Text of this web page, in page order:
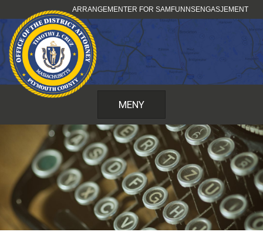
til
innhold
ARRANGEMENTER FOR SAMFUNNSENGASJEMENT
MENY